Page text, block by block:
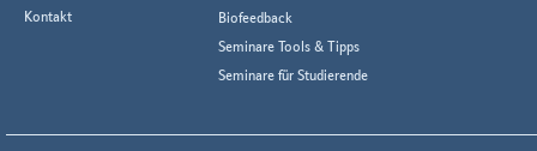
Kontakt
Biofeedback
Seminare Tools & Tipps
Seminare für Studierende